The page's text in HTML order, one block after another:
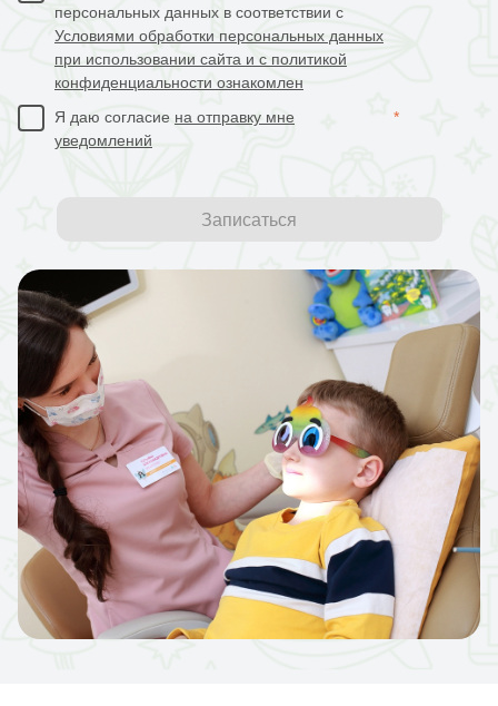
персональных данных в соответствии с
Условиями обработки персональных данных
при использовании сайта и с политикой
конфиденциальности ознакомлен
Я даю согласие на отправку мне
уведомлений
*
Записаться